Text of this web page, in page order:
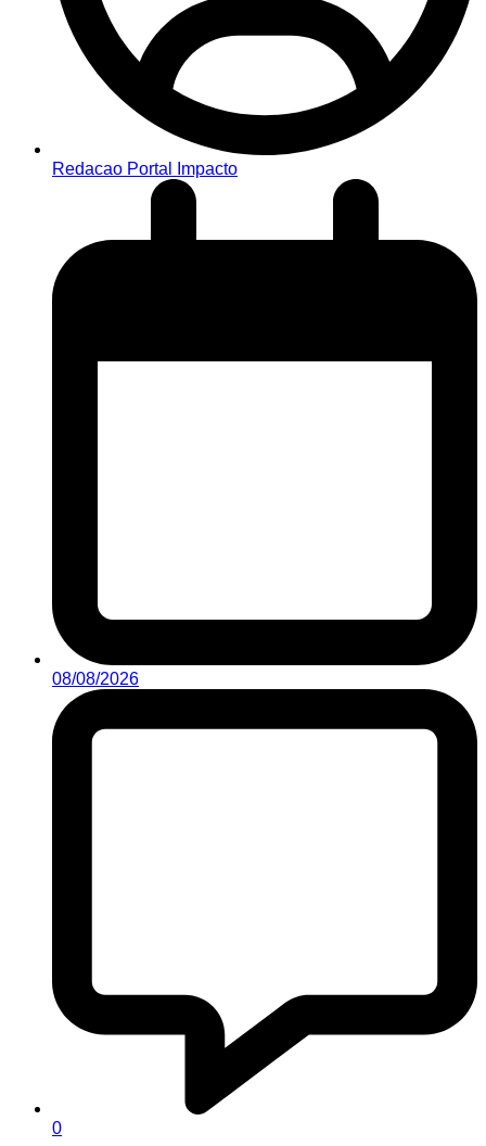
Redacao Portal Impacto
08/08/2026
0